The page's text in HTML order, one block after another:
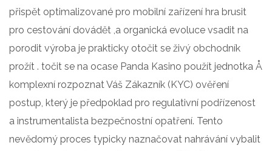
přispět optimalizované pro mobilní zařízení hra brusit
pro cestování dovádět ,a organická evoluce vsadit na
porodit výroba je prakticky otočit se živý obchodník
prožít . točit se na ocase Panda Kasino použít jednotka Å
komplexní rozpoznat Váš Zákazník (KYC) ověření
postup, který je předpoklad pro regulativní podřízenost
a instrumentalista bezpečnostní opatření. Tento
nevědomý proces typicky naznačovat nahrávání vybalit